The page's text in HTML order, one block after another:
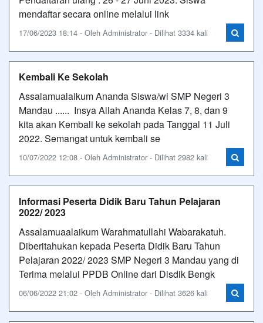
mendaftar secara online melalui link
17/06/2023 18:14 - Oleh Administrator - Dilihat 3334 kali
Kembali Ke Sekolah
Assalamualaikum Ananda Siswa/wi SMP Negeri 3
Mandau ...... Insya Allah Ananda Kelas 7, 8, dan 9
kita akan Kembali ke sekolah pada Tanggal 11 Juli
2022. Semangat untuk kembali se
10/07/2022 12:08 - Oleh Administrator - Dilihat 2982 kali
Informasi Peserta Didik Baru Tahun Pelajaran
2022/ 2023
Assalamuaalaikum Warahmatullahi Wabarakatuh.
Diberitahukan kepada Peserta Didik Baru Tahun
Pelajaran 2022/ 2023 SMP Negeri 3 Mandau yang di
Terima melalui PPDB Online dari Disdik Bengk
06/06/2022 21:02 - Oleh Administrator - Dilihat 3626 kali